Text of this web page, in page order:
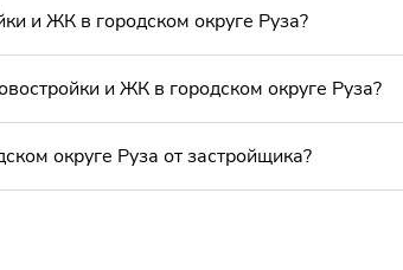
и ЖК в городском округе Руза?
и ЖК в городском округе Руза?
округе Руза от застройщика?